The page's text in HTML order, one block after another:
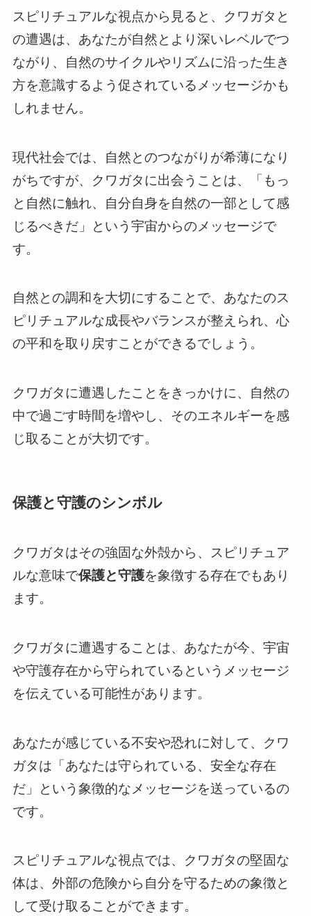
スピリチュアルな視点から見ると、クワガタと
の遭遇は、あなたが自然とより深いレベルでつ
ながり、自然のサイクルやリズムに沿った生き
方を意識するよう促されているメッセージかも
しれません。
現代社会では、自然とのつながりが希薄になり
がちですが、クワガタに出会うことは、「もっ
と自然に触れ、自分自身を自然の一部として感
じるべきだ」という宇宙からのメッセージで
す。
自然との調和を大切にすることで、あなたのス
ピリチュアルな成長やバランスが整えられ、心
の平和を取り戻すことができるでしょう。
クワガタに遭遇したことをきっかけに、自然の
中で過ごす時間を増やし、そのエネルギーを感
じ取ることが大切です。
保護と守護のシンボル
クワガタはその強固な外殻から、スピリチュア
ルな意味で保護と守護を象徴する存在でもあり
ます。
クワガタに遭遇することは、あなたが今、宇宙
や守護存在から守られているというメッセージ
を伝えている可能性があります。
あなたが感じている不安や恐れに対して、クワ
ガタは「あなたは守られている、安全な存在
だ」という象徴的なメッセージを送っているの
です。
スピリチュアルな視点では、クワガタの堅固な
体は、外部の危険から自分を守るための象徴と
して受け取ることができます。